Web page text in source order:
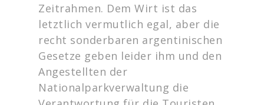
Zeitrahmen. Dem Wirt ist das
letztlich vermutlich egal, aber die
recht sonderbaren argentinischen
Gesetze geben leider ihm und den
Angestellten der
Nationalparkverwaltung die